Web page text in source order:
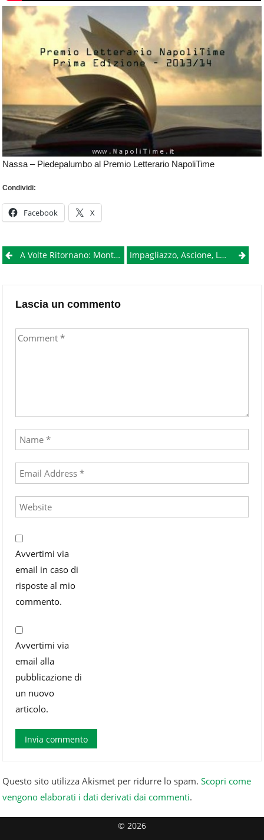
Nassa – Piedepalumbo al Premio Letterario NapoliTime
Condividi:
Facebook X
PostA Volte Ritornano: Montemarano Alla Guida Dell’Arsan E La Sanità In Campania Fa Un Salto Nel Passato Impagliazzo, Ascione, Lubrano Al Premio Letterario NapoliTime [Video]
Lascia un commento
Avvertimi via
email in caso di
risposte al mio
commento.
Avvertimi via
email alla
pubblicazione di
un nuovo
articolo.
Questo sito utilizza Akismet per ridurre lo spam.Scopri come
vengono elaborati i dati derivati dai commenti.
© 2026